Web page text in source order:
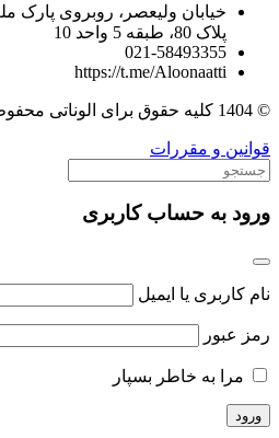
خیابان ولیعصر، روبروی پارک
پلاک 80، طبقه 5 واحد 10
021-58493355
https://t.me/Aloonaatti
© 1404 کلیه حقوق برای الوناتی محفوظ است.
قوانین و مقررات
ورود به حساب کاربری
نام کاربری یا ایمیل
رمز عبور
مرا به خاطر بسپار